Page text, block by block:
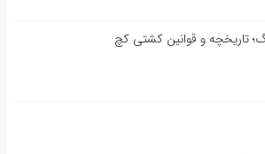
تاریخچه و قوانین کشتی کچ